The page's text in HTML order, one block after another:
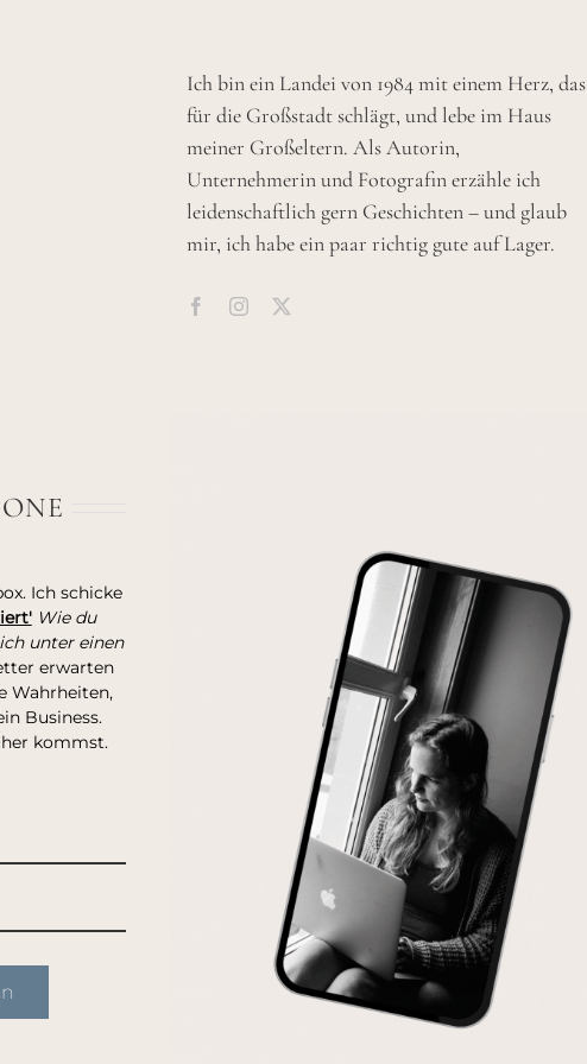
Ich bin ein Landei von 1984 mit einem Herz, das
für die Großstadt schlägt, und lebe im Haus
meiner Großeltern. Als Autorin,
Unternehmerin und Fotografin erzähle ich
leidenschaftlich gern Geschichten – und glaub
mir, ich habe ein paar richtig gute auf Lager.
Ich schicke
Wie du
unter einen
erwarten
Wahrheiten,
Business.
kommst.